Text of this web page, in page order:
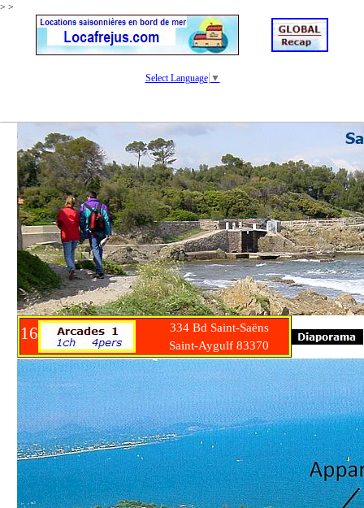
> >
Select Language ▼
16
334 Bd Saint-Saëns
Saint-Aygulf 83370